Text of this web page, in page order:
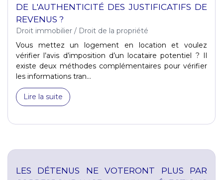
DE L'AUTHENTICITÉ DES JUSTIFICATIFS DE
REVENUS ?
Droit immobilier / Droit de la propriété
Vous mettez un logement en location et voulez
vérifier l’avis d’imposition d’un locataire potentiel ? Il
existe deux méthodes complémentaires pour vérifier
les informations tran...
Lire la suite
LES DÉTENUS NE VOTERONT PLUS PAR